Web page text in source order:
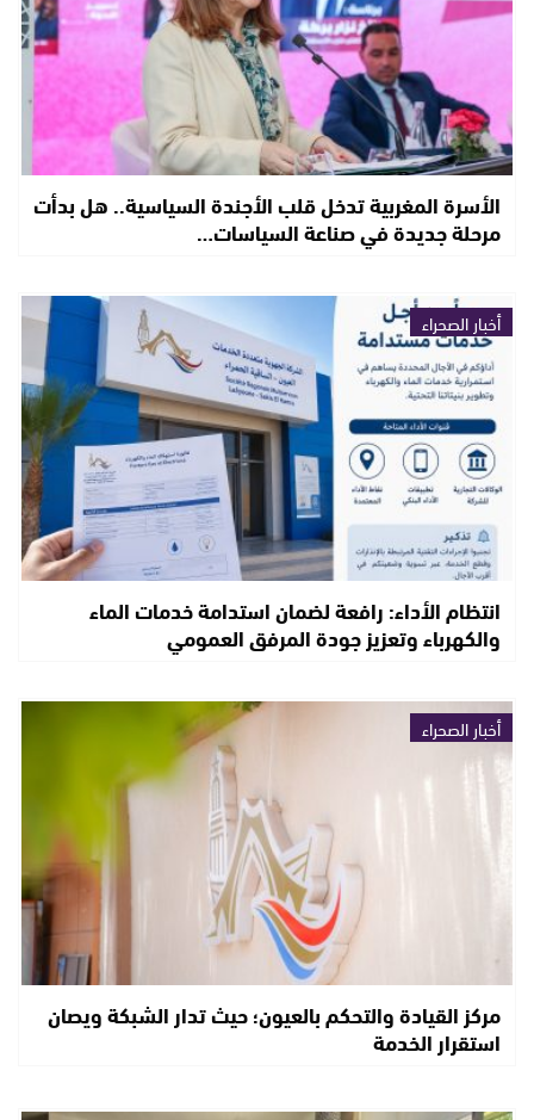
الأسرة المغربية تدخل قلب الأجندة السياسية.. هل بدأت
مرحلة جديدة في صناعة السياسات…
أخبار الصحراء
انتظام الأداء: رافعة لضمان استدامة خدمات الماء
والكهرباء وتعزيز جودة المرفق العمومي
أخبار الصحراء
مركز القيادة والتحكم بالعيون؛ حيث تدار الشبكة ويصان
استقرار الخدمة